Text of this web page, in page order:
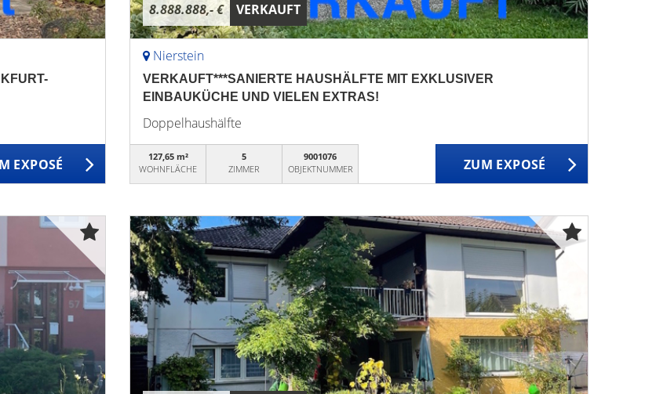
EXPOSÉ
8.888.888,- € VERKAUFT
Nierstein
VERKAUFT***SANIERTE HAUSHÄLFTE MIT EXKLUSIVER
EINBAUKÜCHE UND VIELEN EXTRAS!
Doppelhaushälfte
127,65 m²
WOHNFLÄCHE
5
ZIMMER
9001076
OBJEKTNUMMER
ZUM EXPOSÉ